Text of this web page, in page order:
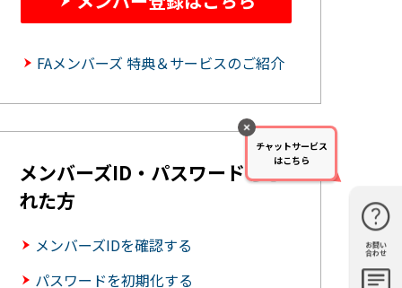
お問い
合わせ
購入・見
仕様・機
FAメンバーズ 特典＆サービスのご紹介
メンバーズID・パスワードを忘
れた方
メンバーズIDを確認する
パスワードを初期化する
チャットサービス
はこちら